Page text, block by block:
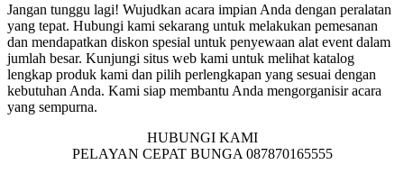
Jangan tunggu lagi! Wujudkan acara impian Anda dengan peralatan
yang tepat. Hubungi kami sekarang untuk melakukan pemesanan
dan mendapatkan diskon spesial untuk penyewaan alat event dalam
jumlah besar. Kunjungi situs web kami untuk melihat katalog
lengkap produk kami dan pilih perlengkapan yang sesuai dengan
kebutuhan Anda. Kami siap membantu Anda mengorganisir acara
yang sempurna.
HUBUNGI KAMI
PELAYAN CEPAT BUNGA 087870165555